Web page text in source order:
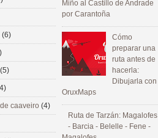
Miño al Castillo de Andrade
por Carantoña
Cómo
preparar una
ruta antes de
hacerla:
Dibujarla con
OruxMaps
Ruta de Tarzán: Magalofes
- Barcia - Belelle - Fene -
(6)
(5)
caaveiro (4)